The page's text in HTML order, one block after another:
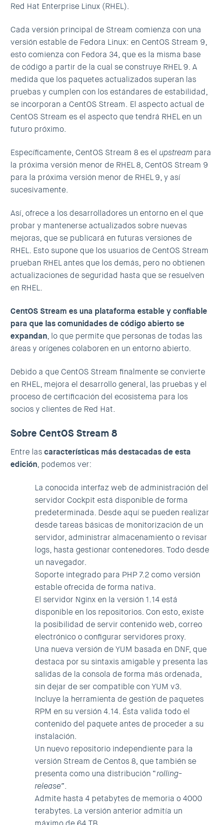
Red Hat Enterprise Linux (RHEL).
Cada versión principal de Stream comienza con una
versión estable de Fedora Linux: en CentOS Stream 9,
esto comienza con Fedora 34, que es la misma base
de código a partir de la cual se construye RHEL 9. A
medida que los paquetes actualizados superan las
pruebas y cumplen con los estándares de estabilidad,
se incorporan a CentOS Stream. El aspecto actual de
CentOS Stream es el aspecto que tendrá RHEL en un
futuro próximo.
Específicamente, CentOS Stream 8 es el upstream para
la próxima versión menor de RHEL 8, CentOS Stream 9
para la próxima versión menor de RHEL 9, y así
sucesivamente.
Así, ofrece a los desarrolladores un entorno en el que
probar y mantenerse actualizados sobre nuevas
mejoras, que se publicará en futuras versiones de
RHEL. Esto supone que los usuarios de CentOS Stream
prueban RHEL antes que los demás, pero no obtienen
actualizaciones de seguridad hasta que se resuelven
en RHEL.
CentOS Stream es una plataforma estable y confiable
para que las comunidades de código abierto se
expandan, lo que permite que personas de todas las
áreas y orígenes colaboren en un entorno abierto.
Debido a que CentOS Stream finalmente se convierte
en RHEL, mejora el desarrollo general, las pruebas y el
proceso de certificación del ecosistema para los
socios y clientes de Red Hat.
Sobre CentOS Stream 8
Entre lascaracterísticas más destacadas de esta
edición, podemos ver:
La conocida interfaz web de administración del
servidor Cockpit está disponible de forma
predeterminada. Desde aquí se pueden realizar
desde tareas básicas de monitorización de un
servidor, administrar almacenamiento o revisar
logs, hasta gestionar contenedores. Todo desde
un navegador.
Soporte integrado para PHP 7.2 como versión
estable ofrecida de forma nativa.
El servidor Nginx en la versión 1.14 está
disponible en los repositorios. Con esto, existe
la posibilidad de servir contenido web, correo
electrónico o configurar servidores proxy.
Una nueva versión de YUM basada en DNF, que
destaca por su sintaxis amigable y presenta las
salidas de la consola de forma más ordenada,
sin dejar de ser compatible con YUM v3.
Incluye la herramienta de gestión de paquetes
RPM en su versión 4.14. Ésta valida todo el
contenido del paquete antes de proceder a su
instalación.
Un nuevo repositorio independiente para la
versión Stream de Centos 8, que también se
presenta como una distribución “rolling-
release”.
Admite hasta 4 petabytes de memoria o 4000
terabytes. La versión anterior admitía un